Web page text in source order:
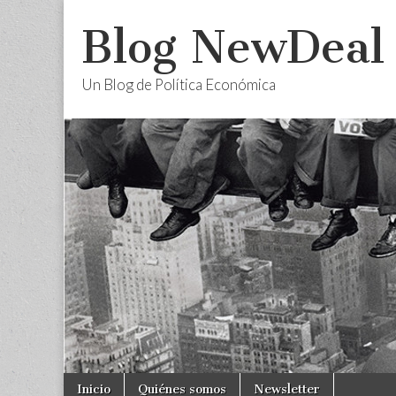
Blog NewDeal
Un Blog de Política Económica
Main
Skip
Inicio Quiénes somos Newsletter